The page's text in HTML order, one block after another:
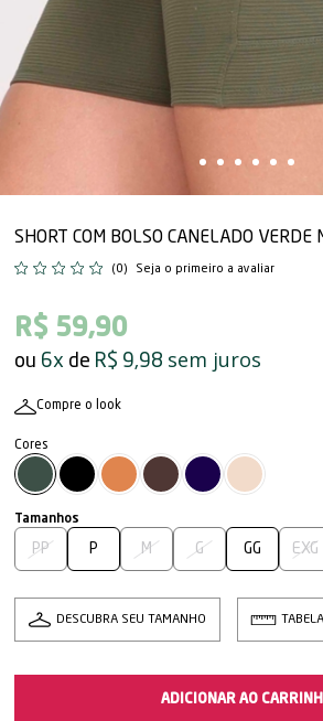
SHORT COM BOLSO CANELADO VERDE
(0) Seja o primeiro a avaliar
R$ 59,90
6x R$ 9,98 sem juros
Compre o look
PP P M G GG EXG
DESCUBRA SEU TAMANHO
ADICIONAR AO